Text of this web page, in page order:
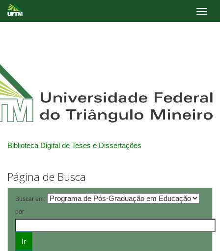
Biblioteca Digital de Teses e Dissertações
Página de Busca
Buscar em:
por